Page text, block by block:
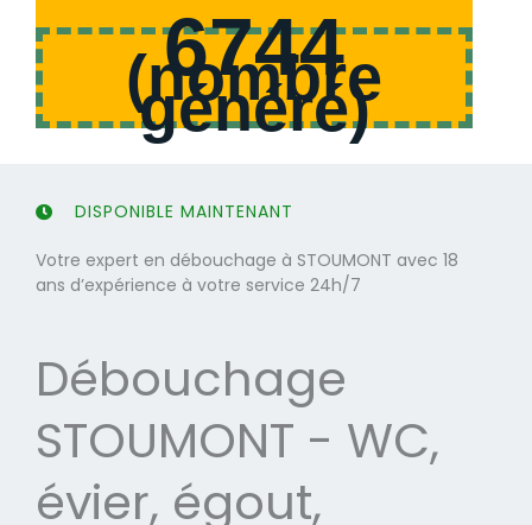
6744
(nombre
généré)
DISPONIBLE MAINTENANT
Votre expert en débouchage à STOUMONT avec 18
ans d’expérience à votre service 24h/7
Débouchage
STOUMONT - WC,
évier, égout,